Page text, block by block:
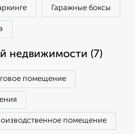
Гаражные боксы
недвижимости (7)
помещение
помещение